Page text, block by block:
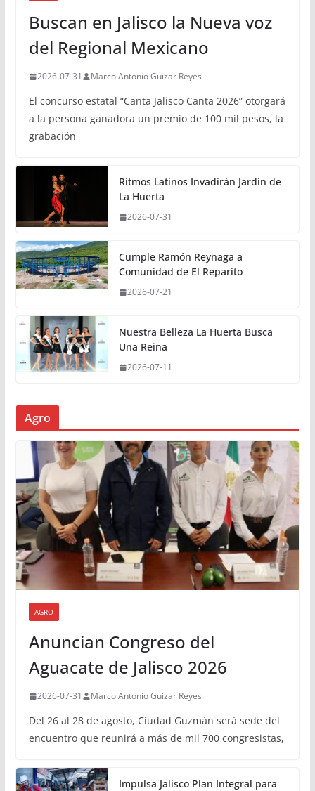
Buscan en Jalisco la Nueva voz
del Regional Mexicano
2026-07-31 Marco Antonio Guizar Reyes
El concurso estatal “Canta Jalisco Canta 2026” otorgará
a la persona ganadora un premio de 100 mil pesos, la
grabación
Ritmos Latinos Invadirán Jardín de
La Huerta
2026-07-31
Cumple Ramón Reynaga a
Comunidad de El Reparito
2026-07-21
Nuestra Belleza La Huerta Busca
Una Reina
2026-07-11
Agro
AGRO
Anuncian Congreso del
Aguacate de Jalisco 2026
2026-07-31 Marco Antonio Guizar Reyes
Del 26 al 28 de agosto, Ciudad Guzmán será sede del
encuentro que reunirá a más de mil 700 congresistas,
Impulsa Jalisco Plan Integral para